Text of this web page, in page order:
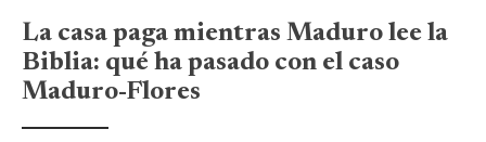
La casa paga mientras Maduro lee la
Biblia: qué ha pasado con el caso
Maduro-Flores